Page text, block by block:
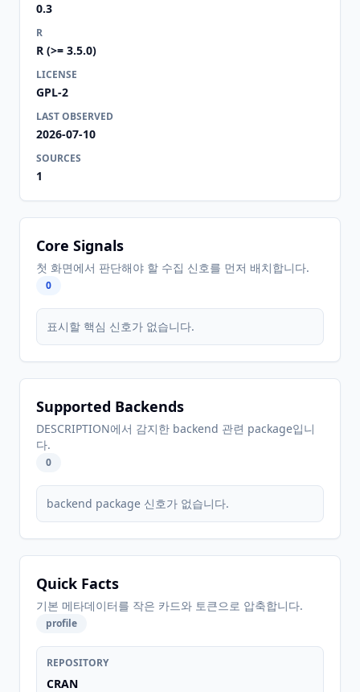
0.3
R
R (>= 3.5.0)
LICENSE
GPL-2
LAST OBSERVED
2026-07-10
SOURCES
1
Core Signals
첫 화면에서 판단해야 할 수집 신호를 먼저 배치합니다.
0
표시할 핵심 신호가 없습니다.
Supported Backends
DESCRIPTION에서 감지한 backend 관련 package입니
다.
0
backend package 신호가 없습니다.
Quick Facts
기본 메타데이터를 작은 카드와 토큰으로 압축합니다.
profile
REPOSITORY
CRAN